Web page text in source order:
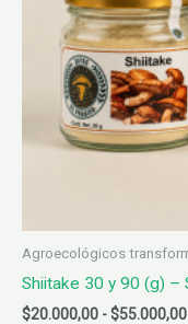
Agroecológicos
Shiitake 30 y 90 (g) –
$20.000,00 -$55.000,00